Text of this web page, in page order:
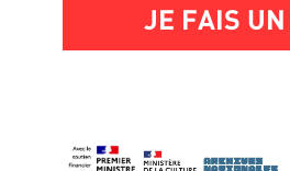
JE FAIS UN